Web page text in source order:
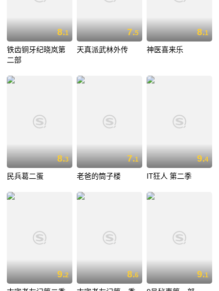
8.1
铁齿铜牙纪晓岚第
二部
7.5
天真派武林外传
8.1
神医喜来乐
8.3
民兵葛二蛋
7.1
老爸的筒子楼
9.4
IT狂人 第二季
9.2 8.6 9.1